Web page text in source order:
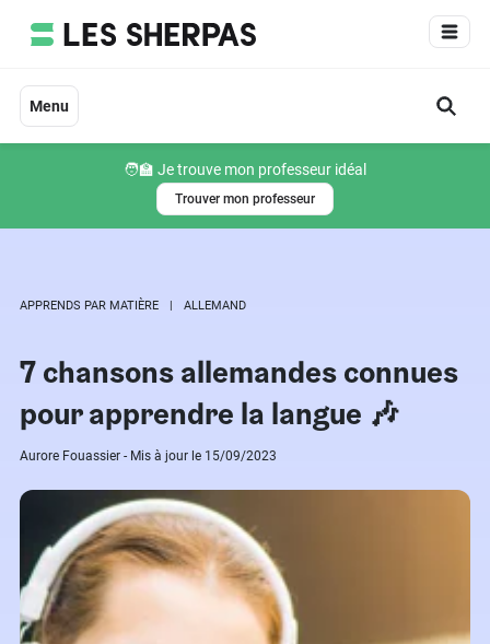
Menu
🧑‍🏫 Je trouve mon professeur idéal
Trouver mon professeur
APPRENDS PAR MATIÈRE ALLEMAND
7 chansons allemandes connues
pour apprendre la langue​ 🎶​
Aurore Fouassier - Mis à jour le 15/09/2023